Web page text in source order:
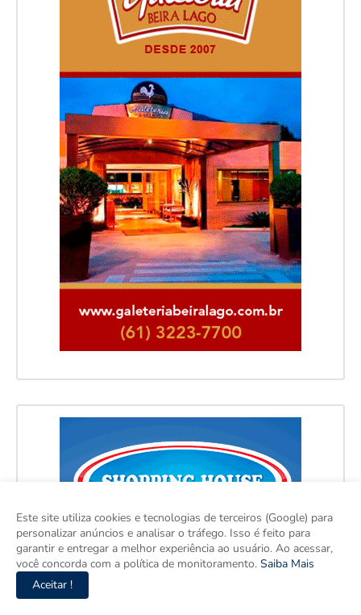
Este site utiliza cookies e tecnologias de terceiros (Google) para
personalizar anúncios e analisar o tráfego. Isso é feito para
garantir e entregar a melhor experiência ao usuário. Ao acessar,
você concorda com a política de monitoramento. Saiba Mais
Aceitar !